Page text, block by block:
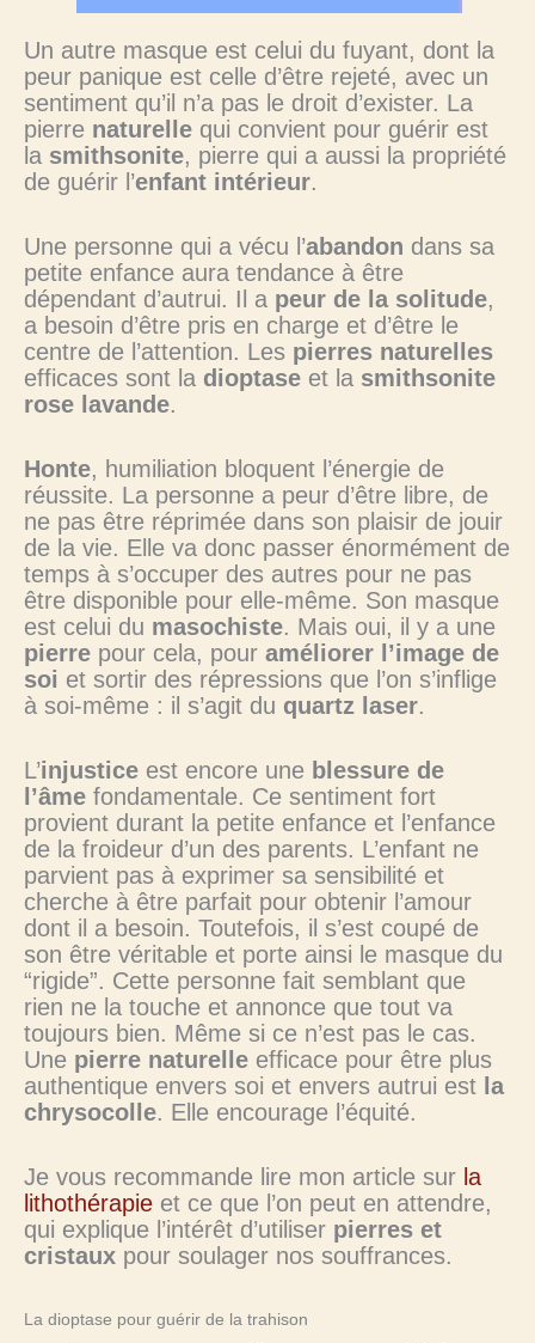
Un autre masque est celui du fuyant, dont la
peur panique est celle d’être rejeté, avec un
sentiment qu’il n’a pas le droit d’exister. La
pierre naturelle qui convient pour guérir est
la smithsonite, pierre qui a aussi la propriété
de guérir l’enfant intérieur.
Une personne qui a vécu l’abandon dans sa
petite enfance aura tendance à être
dépendant d’autrui. Il a peur de la solitude,
a besoin d’être pris en charge et d’être le
centre de l’attention. Les pierres naturelles
efficaces sont la dioptase et la smithsonite
rose lavande.
Honte, humiliation bloquent l’énergie de
réussite. La personne a peur d’être libre, de
ne pas être réprimée dans son plaisir de jouir
de la vie. Elle va donc passer énormément de
temps à s’occuper des autres pour ne pas
être disponible pour elle-même. Son masque
est celui du masochiste. Mais oui, il y a une
pierre pour cela, pour améliorer l’image de
soi et sortir des répressions que l’on s’inflige
à soi-même : il s’agit du quartz laser.
L’injustice est encore une blessure de
l’âme fondamentale. Ce sentiment fort
provient durant la petite enfance et l’enfance
de la froideur d’un des parents. L’enfant ne
parvient pas à exprimer sa sensibilité et
cherche à être parfait pour obtenir l’amour
dont il a besoin. Toutefois, il s’est coupé de
son être véritable et porte ainsi le masque du
“rigide”. Cette personne fait semblant que
rien ne la touche et annonce que tout va
toujours bien. Même si ce n’est pas le cas.
Une pierre naturelle efficace pour être plus
authentique envers soi et envers autrui est la
chrysocolle. Elle encourage l’équité.
Je vous recommande lire mon article sur la
lithothérapie et ce que l’on peut en attendre,
qui explique l’intérêt d’utiliser pierres et
cristaux pour soulager nos souffrances.
La dioptase pour guérir de la trahison